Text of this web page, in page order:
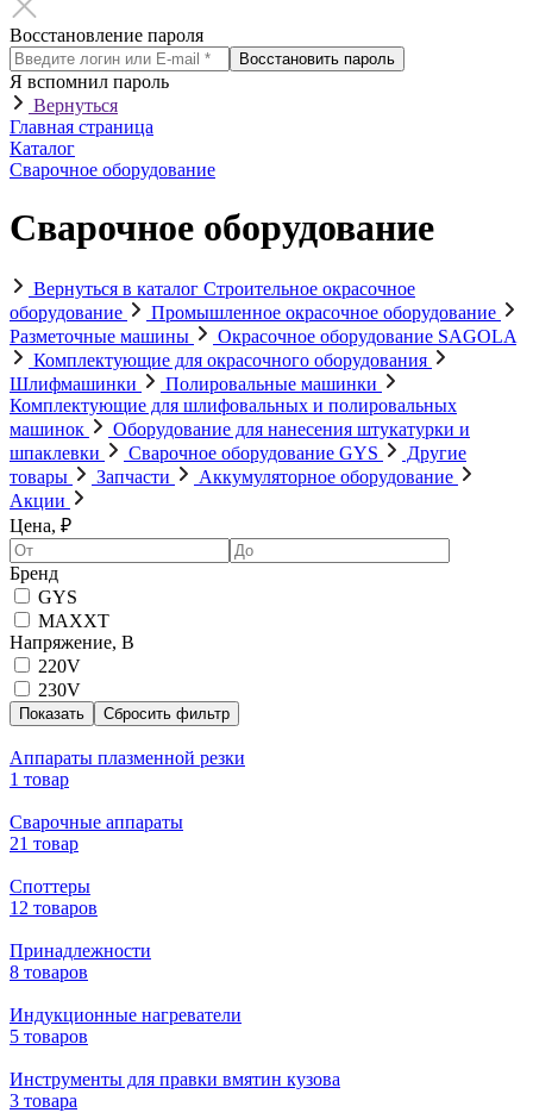
Восстановление пароля
Восстановить пароль
Я вспомнил пароль
Вернуться
Главная страница
Каталог
Сварочное оборудование
Сварочное оборудование
Вернуться в каталог Строительное окрасочное
оборудование
Промышленное окрасочное оборудование
Разметочные машины
Окрасочное оборудование SAGOLA
Комплектующие для окрасочного оборудования
Шлифмашинки
Полировальные машинки
Комплектующие для шлифовальных и полировальных
машинок
Оборудование для нанесения штукатурки и
шпаклевки
Сварочное оборудование GYS
Другие
товары
Запчасти
Аккумуляторное оборудование
Акции
Цена, ₽
Бренд
GYS
MAXXT
Напряжение, В
220V
230V
Аппараты плазменной резки
1 товар
Сварочные аппараты
21 товар
Споттеры
12 товаров
Принадлежности
8 товаров
Индукционные нагреватели
5 товаров
Инструменты для правки вмятин кузова
3 товара